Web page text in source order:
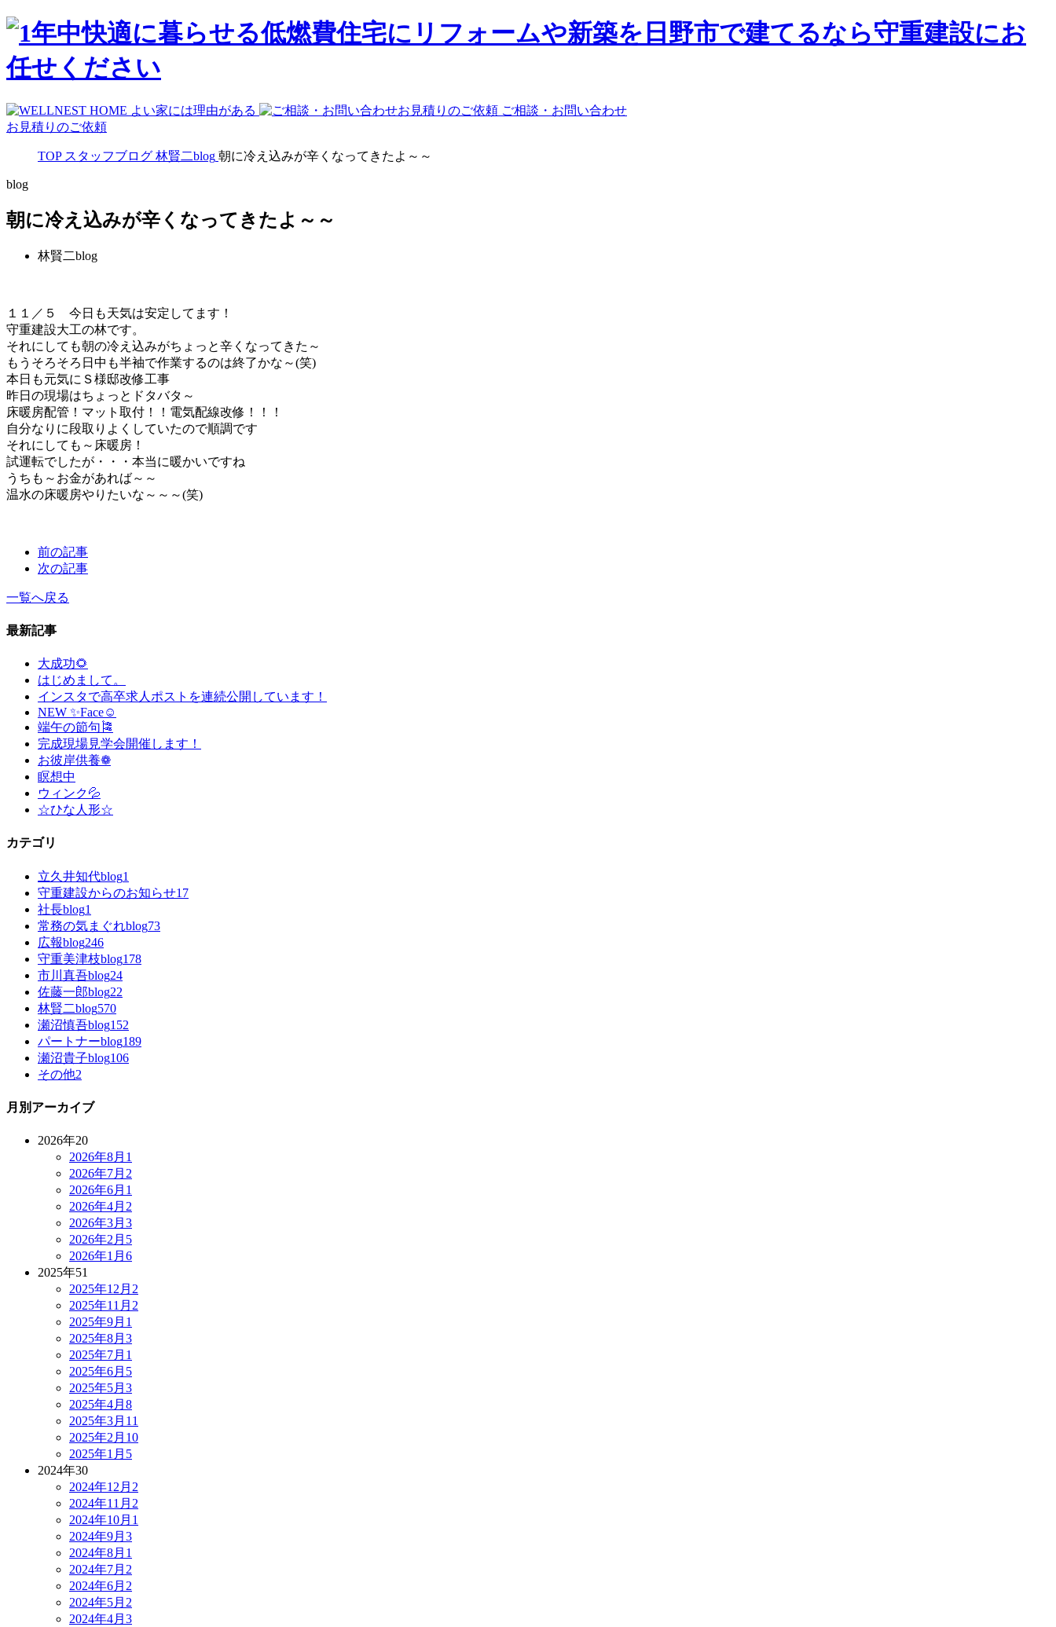
ご相談・お問い合わせ
お見積りのご依頼
TOP スタッフブログ 林賢二blog 朝に冷え込みが辛くなってきたよ～～
blog
朝に冷え込みが辛くなってきたよ～～
林賢二blog
１１／５ 今日も天気は安定してます！
守重建設大工の林です。
それにしても朝の冷え込みがちょっと辛くなってきた～
もうそろそろ日中も半袖で作業するのは終了かな～(笑)
本日も元気にＳ様邸改修工事
昨日の現場はちょっとドタバタ～
床暖房配管！マット取付！！電気配線改修！！！
自分なりに段取りよくしていたので順調です
それにしても～床暖房！
試運転でしたが・・・本当に暖かいですね
うちも～お金があれば～～
温水の床暖房やりたいな～～～(笑)
前の記事
次の記事
一覧へ戻る
最新記事
大成功🌻
はじめまして。
インスタで高卒求人ポストを連続公開しています！
NEW ✨Face☺
端午の節句🎏
完成現場見学会開催します！
お彼岸供養❁
瞑想中
ウィンク💦
☆ひな人形☆
カテゴリ
立久井知代blog1
守重建設からのお知らせ17
社長blog1
常務の気まぐれblog73
広報blog246
守重美津枝blog178
市川真吾blog24
佐藤一郎blog22
林賢二blog570
瀬沼慎吾blog152
パートナーblog189
瀬沼貴子blog106
その他2
月別アーカイブ
2026年20
2026年8月 1
2026年7月 2
2026年6月 1
2026年4月 2
2026年3月 3
2026年2月 5
2026年1月 6
2025年51
2025年12月 2
2025年11月 2
2025年9月 1
2025年8月 3
2025年7月 1
2025年6月 5
2025年5月 3
2025年4月 8
2025年3月 11
2025年2月 10
2025年1月 5
2024年30
2024年12月 2
2024年11月 2
2024年10月 1
2024年9月 3
2024年8月 1
2024年7月 2
2024年6月 2
2024年5月 2
2024年4月 3